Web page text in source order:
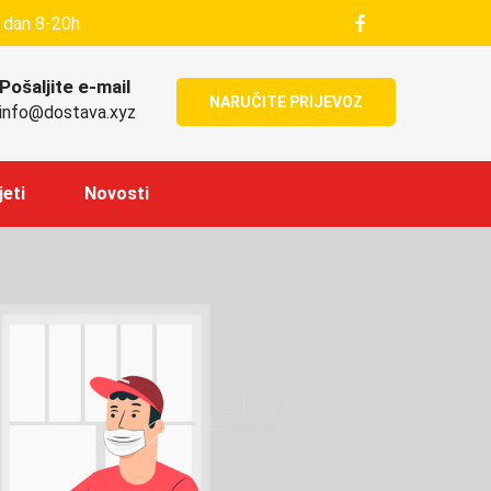
8-20h
Pošaljite e-mail
info@dostava.xyz NARUČITE PRIJEVOZ
Novosti